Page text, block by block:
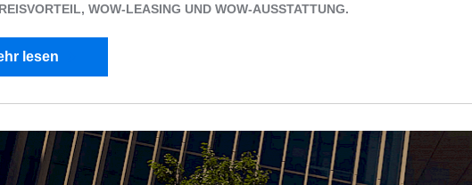
WOW-LEASING UND WOW-AUSSTATTUNG.
lesen